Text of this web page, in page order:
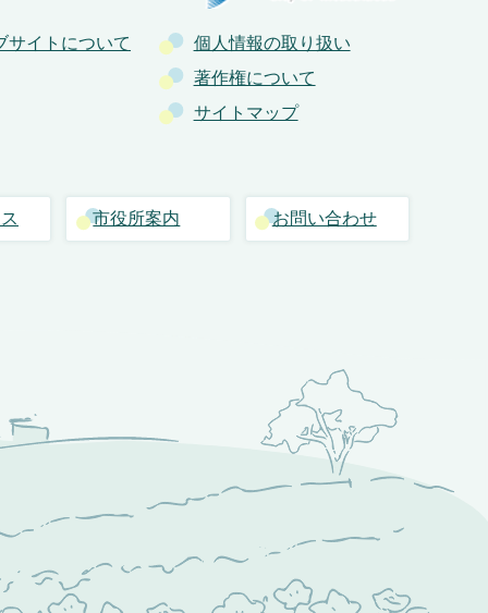
サイトについて
個人情報の取り扱い
著作権について
サイトマップ
市役所案内 お問い合わせ